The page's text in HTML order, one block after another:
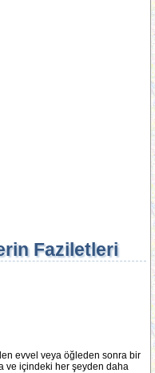
Faziletleri
evvel veya öğleden sonra bir
ve içindeki her şeyden daha